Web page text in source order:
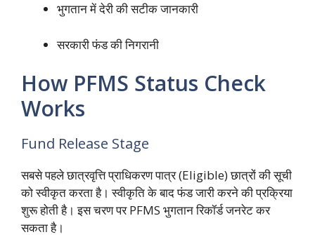
भुगतान में देरी की सटीक जानकारी
सरकारी फंड की निगरानी
How PFMS Status Check
Works
Fund Release Stage
सबसे पहले छात्रवृत्ति प्राधिकरण पात्र (Eligible) छात्रों की सूची
को स्वीकृत करता है। स्वीकृति के बाद फंड जारी करने की प्रक्रिया
शुरू होती है। इस चरण पर PFMS भुगतान रिकॉर्ड जनरेट कर
सकता है।